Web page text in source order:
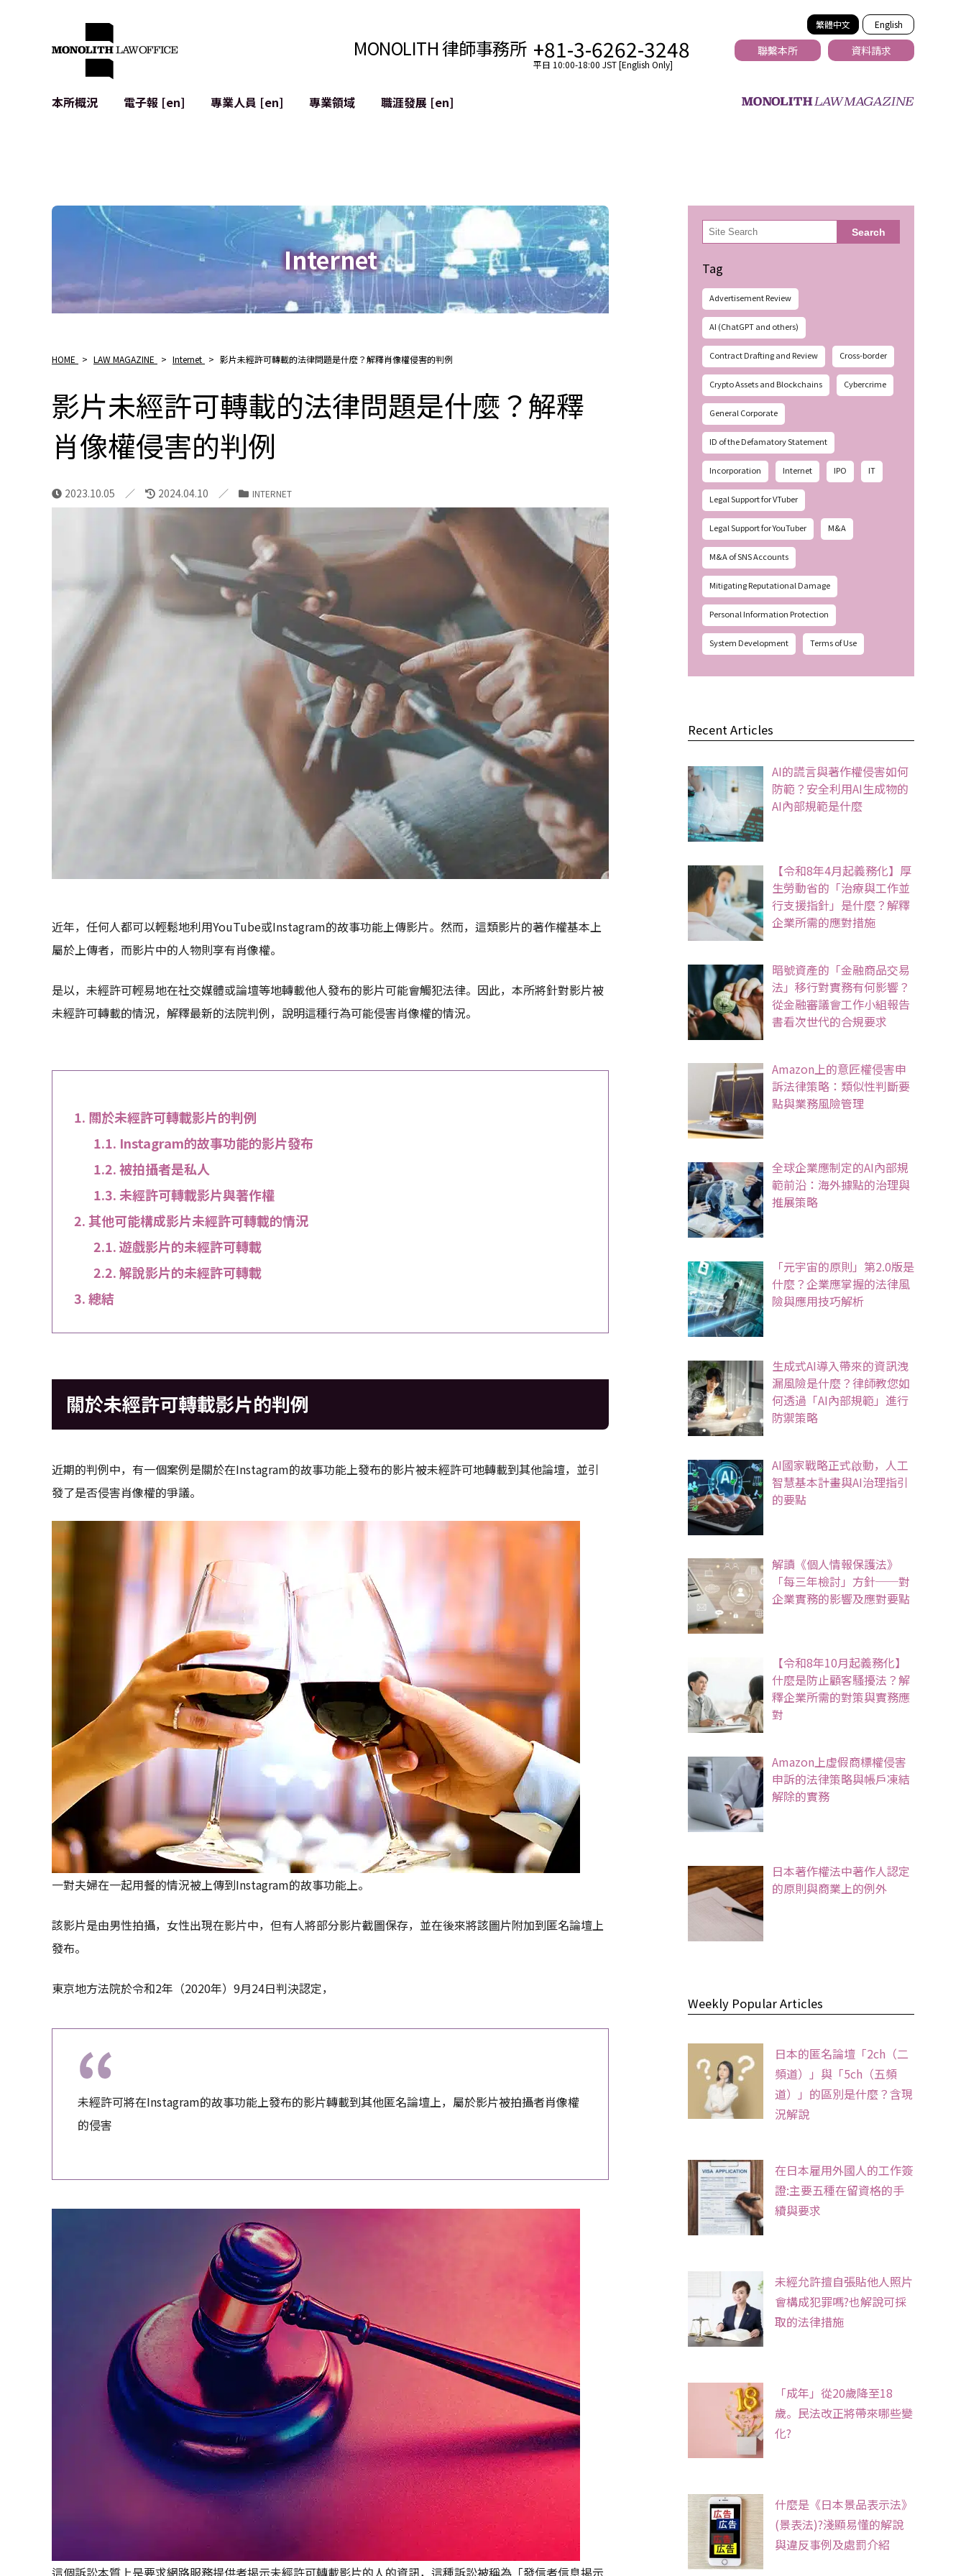
繁體中文 English
MONOLITH 律師事務所 +81-3-6262-3248
平日 10:00-18:00 JST [English Only]
聯繫本所 資料請求
本所概況
電子報 [en] 專業人員 [en]
專業領域
個人資料保護
AI（例如ChatGPT等)
網絡犯罪
緩解聲譽損害
職涯發展 [en]
Internet
HOME > LAW MAGAZINE > Internet > 影片未經許可轉載的法律問題是什麼？解釋肖像權侵害的判例
影片未經許可轉載的法律問題是什麼？解釋
肖像權侵害的判例
2023.10.05 2024.04.10 INTERNET
近年，任何人都可以輕鬆地利用YouTube或Instagram的故事功能上傳影片。然而，這類影片的著作權基本上
屬於上傳者，而影片中的人物則享有肖像權。
是以，未經許可輕易地在社交媒體或論壇等地轉載他人發布的影片可能會觸犯法律。因此，本所將針對影片被
未經許可轉載的情況，解釋最新的法院判例，說明這種行為可能侵害肖像權的情況。
關於未經許可轉載影片的判例
Instagram的故事功能的影片發布
被拍攝者是私人
未經許可轉載影片與著作權
其他可能構成影片未經許可轉載的情況
遊戲影片的未經許可轉載
解說影片的未經許可轉載
總結
關於未經許可轉載影片的判例
近期的判例中，有一個案例是關於在Instagram的故事功能上發布的影片被未經許可地轉載到其他論壇，並引
發了是否侵害肖像權的爭議。
一對夫婦在一起用餐的情況被上傳到Instagram的故事功能上。
該影片是由男性拍攝，女性出現在影片中，但有人將部分影片截圖保存，並在後來將該圖片附加到匿名論壇上
發布。
東京地方法院於令和2年（2020年）9月24日判決認定，
未經許可將在Instagram的故事功能上發布的影片轉載到其他匿名論壇上，屬於影片被拍攝者肖像權
的侵害
這個訴訟本質上是要求網路服務提供者揭示未經許可轉載影片的人的資訊，這種訴訟被稱為「發信者信息揭示
検
索 Search
Tag
Advertisement Review
AI (ChatGPT and others)
Contract Drafting and Review Cross-border
Crypto Assets and Blockchains Cybercrime
General Corporate
ID of the Defamatory Statement
Incorporation Internet IPO IT
Legal Support for VTuber
Legal Support for YouTuber M&A
M&A of SNS Accounts
Mitigating Reputational Damage
Personal Information Protection
System Development Terms of Use
Recent Articles
AI的謊言與著作權侵害如何
防範？安全利用AI生成物的
AI內部規範是什麼
【令和8年4月起義務化】厚
生勞動省的「治療與工作並
行支援指針」是什麼？解釋
企業所需的應對措施
暗號資產的「金融商品交易
法」移行對實務有何影響？
從金融審議會工作小組報告
書看次世代的合規要求
Amazon上的意匠權侵害申
訴法律策略：類似性判斷要
點與業務風險管理
全球企業應制定的AI內部規
範前沿：海外據點的治理與
推展策略
「元宇宙的原則」第2.0版是
什麼？企業應掌握的法律風
險與應用技巧解析
生成式AI導入帶來的資訊洩
漏風險是什麼？律師教您如
何透過「AI內部規範」進行
防禦策略
AI國家戰略正式啟動，人工
智慧基本計畫與AI治理指引
的要點
解讀《個人情報保護法》
「每三年檢討」方針──對
企業實務的影響及應對要點
【令和8年10月起義務化】
什麼是防止顧客騷擾法？解
釋企業所需的對策與實務應
對
Amazon上虛假商標權侵害
申訴的法律策略與帳戶凍結
解除的實務
日本著作權法中著作人認定
的原則與商業上的例外
Weekly Popular Articles
日本的匿名論壇「2ch（二
頻道）」與「5ch（五頻
道）」的區別是什麼？含現
況解說
在日本雇用外國人的工作簽
證:主要五種在留資格的手
續與要求
未經允許擅自張貼他人照片
會構成犯罪嗎?也解說可採
取的法律措施
「成年」從20歲降至18
歲。民法改正將帶來哪些變
化?
什麼是《日本景品表示法》
(景表法)?淺顯易懂的解說
與違反事例及處罰介紹